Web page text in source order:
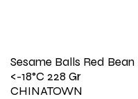
Sesame Balls Red Bean
<-18°C 228 Gr
CHINATOWN